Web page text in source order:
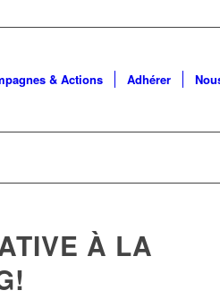
& Actions Adhérer
À LA